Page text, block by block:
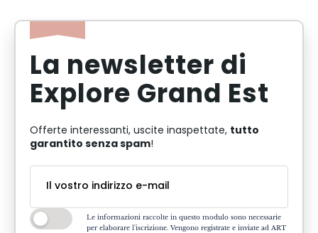
La newsletter di
Explore Grand Est
Offerte interessanti, uscite inaspettate, tutto
garantito senza spam!
Le informazioni raccolte in questo modulo sono necessarie
per elaborare l'iscrizione. Vengono registrate e inviate ad ART